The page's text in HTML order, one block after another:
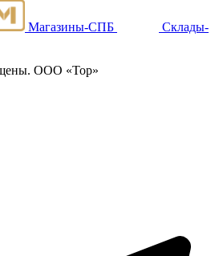
Магазины-СПБ
Склады-
ООО «Тор»